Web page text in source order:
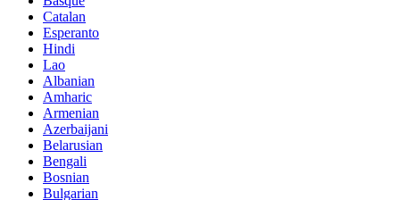
Catalan
Esperanto
Hindi
Lao
Albanian
Amharic
Armenian
Azerbaijani
Belarusian
Bengali
Bosnian
Bulgarian